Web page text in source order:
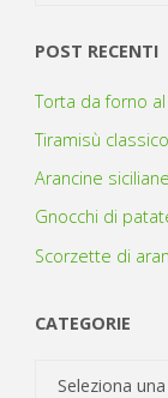
POST RECENTI
Torta da forno
Tiramisù classico
Arancine siciliane
Gnocchi di
Scorzette di
CATEGORIE
Categorie